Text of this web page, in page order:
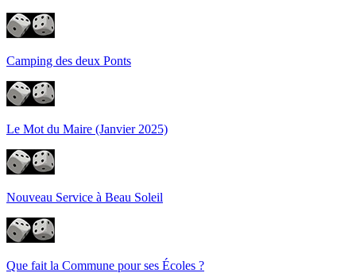
Camping des deux Ponts
Le Mot du Maire (Janvier 2025)
Nouveau Service à Beau Soleil
Que fait la Commune pour ses Écoles ?